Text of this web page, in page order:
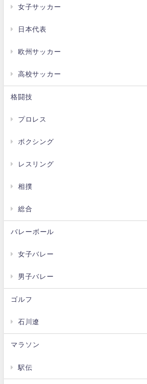
女子サッカー
日本代表
欧州サッカー
高校サッカー
格闘技
プロレス
ボクシング
レスリング
相撲
総合
バレーボール
女子バレー
男子バレー
ゴルフ
石川遼
マラソン
駅伝